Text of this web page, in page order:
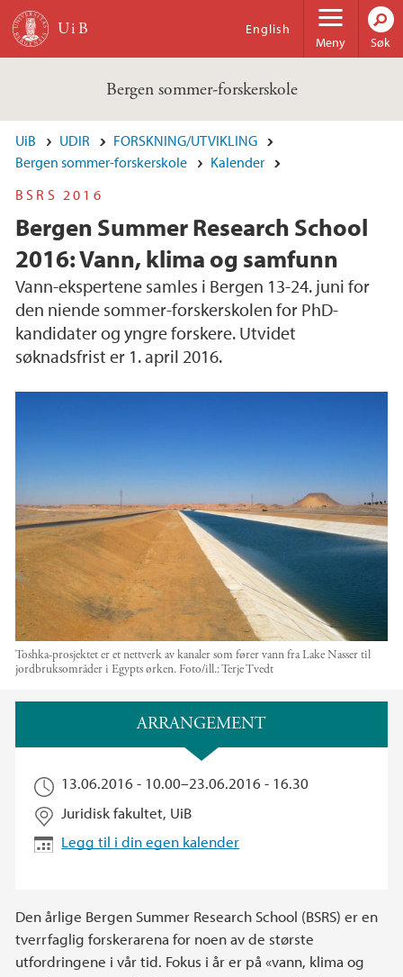
Hopp til hovedinnhold
Meny
English
Søk
Bergen sommer-forskerskole
UiB UDIR
FORSKNING/UTVIKLING
Bergen sommer-forskerskole
Kalender
BSRS 2016
Bergen Summer Research School
2016: Vann, klima og samfunn
Vann-ekspertene samles i Bergen 13-24. juni for
den niende sommer-forskerskolen for PhD-
kandidater og yngre forskere. Utvidet
søknadsfrist er 1. april 2016.
Toshka-prosjektet er et nettverk av kanaler som fører vann fra Lake Nasser til
jordbruksområder i Egypts ørken. Foto/ill.:Terje Tvedt
ARRANGEMENT
13.06.2016 - 10.00–23.06.2016 - 16.30
Juridisk fakultet, UiB
Legg til i din egen kalender
Den årlige Bergen Summer Research School (BSRS) er en
tverrfaglig forskerarena for noen av de største
utfordringene i vår tid. Fokus i år er på «vann, klima og